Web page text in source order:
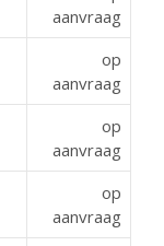
aanvraag
op
aanvraag
op
aanvraag
op
aanvraag